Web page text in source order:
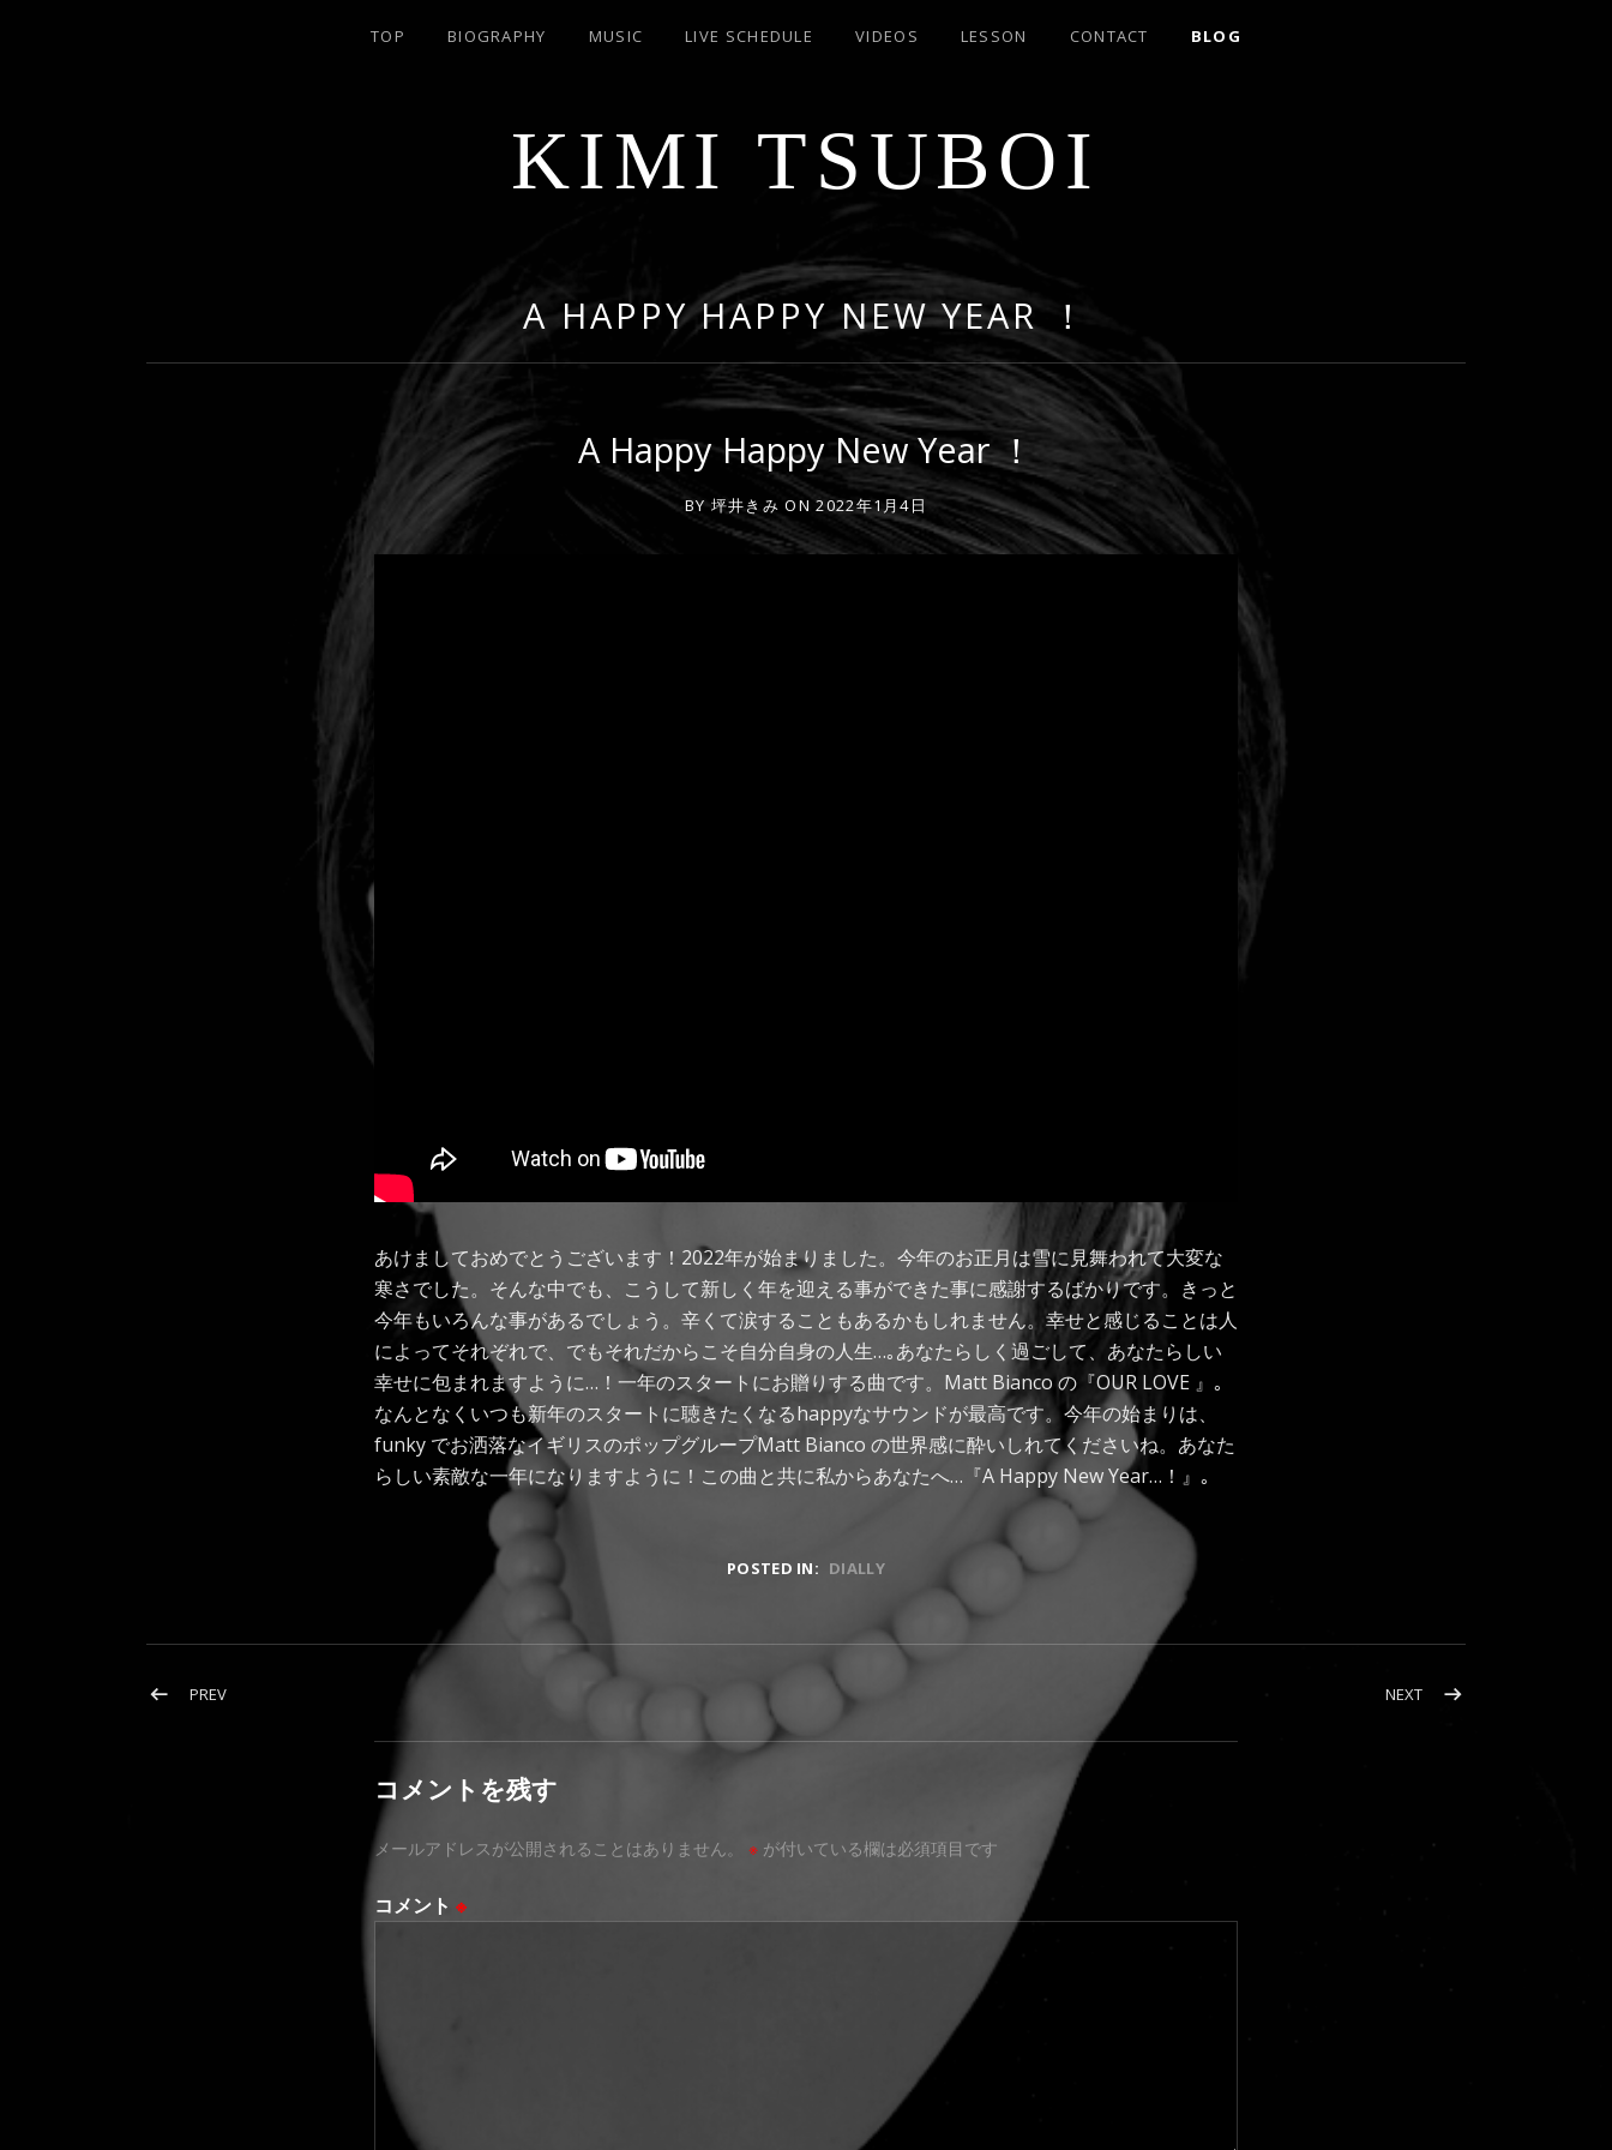
KIMI TSUBOI
TOP BIOGRAPHY MUSIC LIVE SCHEDULE VIDEOS LESSON CONTACT BLOG
A HAPPY HAPPY NEW YEAR ！
A Happy Happy New Year ！
BY 坪井きみ ON 2022年1月4日
あけましておめでとうございます！2022年が始まりました。今年のお正月は雪に見舞われて大変な
寒さでした。そんな中でも、こうして新しく年を迎える事ができた事に感謝するばかりです。きっと
今年もいろんな事があるでしょう。辛くて涙することもあるかもしれません。幸せと感じることは人
によってそれぞれで、でもそれだからこそ自分自身の人生…｡あなたらしく過ごして、あなたらしい
幸せに包まれますように…！一年のスタートにお贈りする曲です。Matt Bianco の『OUR LOVE 』｡
なんとなくいつも新年のスタートに聴きたくなるhappyなサウンドが最高です。今年の始まりは、
funky でお洒落なイギリスのポップグループMatt Bianco の世界感に酔いしれてくださいね。あなた
らしい素敵な一年になりますように！この曲と共に私からあなたへ…『A Happy New Year…！』｡
POSTED IN: DIALLY
投稿ナビゲーション
PREVPOST: 2022年1月 NEXTPOST: 寒い冬、午後の温
コメントを残す
メールアドレスが公開されることはありません。 ※ が付いている欄は必須項目です
コメント ※